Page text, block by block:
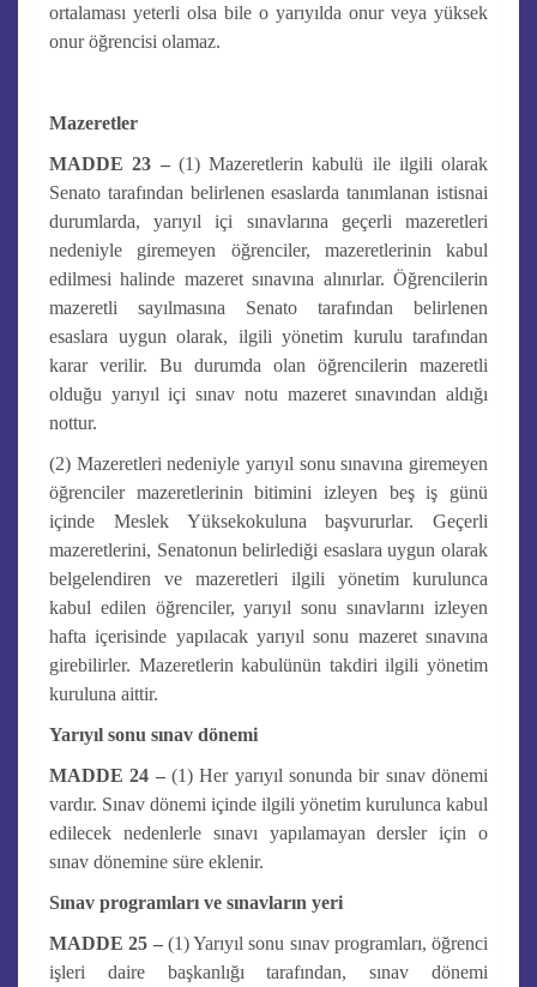
ortalaması yeterli olsa bile o yarıyılda onur veya yüksek
onur öğrencisi olamaz.
Mazeretler
MADDE 23 –(1) Mazeretlerin kabulü ile ilgili olarak
Senato tarafından belirlenen esaslarda tanımlanan istisnai
durumlarda, yarıyıl içi sınavlarına geçerli mazeretleri
nedeniyle giremeyen öğrenciler, mazeretlerinin kabul
edilmesi halinde mazeret sınavına alınırlar. Öğrencilerin
mazeretli sayılmasına Senato tarafından belirlenen
esaslara uygun olarak, ilgili yönetim kurulu tarafından
karar verilir. Bu durumda olan öğrencilerin mazeretli
olduğu yarıyıl içi sınav notu mazeret sınavından aldığı
nottur.
(2) Mazeretleri nedeniyle yarıyıl sonu sınavına giremeyen
öğrenciler mazeretlerinin bitimini izleyen beş iş günü
içinde Meslek Yüksekokuluna başvururlar. Geçerli
mazeretlerini, Senatonun belirlediği esaslara uygun olarak
belgelendiren ve mazeretleri ilgili yönetim kurulunca
kabul edilen öğrenciler, yarıyıl sonu sınavlarını izleyen
hafta içerisinde yapılacak yarıyıl sonu mazeret sınavına
girebilirler. Mazeretlerin kabulünün takdiri ilgili yönetim
kuruluna aittir.
Yarıyıl sonu sınav dönemi
MADDE 24 – (1) Her yarıyıl sonunda bir sınav dönemi
vardır. Sınav dönemi içinde ilgili yönetim kurulunca kabul
edilecek nedenlerle sınavı yapılamayan dersler için o
sınav dönemine süre eklenir.
Sınav programları ve sınavların yeri
MADDE 25 –(1) Yarıyıl sonu sınav programları, öğrenci
işleri daire başkanlığı tarafından, sınav dönemi